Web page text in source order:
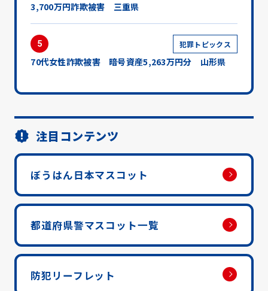
3,700万円詐欺被害 三重県
5 犯罪トピックス
70代女性詐欺被害 暗号資産5,263万円分 山形県
注目コンテンツ
ぼうはん日本マスコット
都道府県警マスコット一覧
防犯リーフレット